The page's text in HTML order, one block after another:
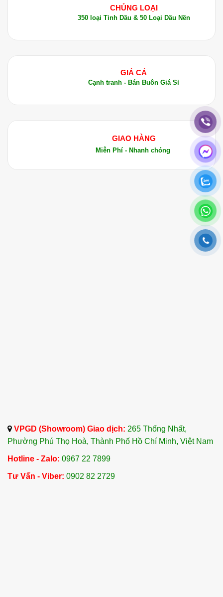
CHỦNG LOẠI
350 loại Tinh Dầu & 50 Loại Dầu Nền
GIÁ CẢ
Cạnh tranh - Bán Buôn Giá Sỉ
GIAO HÀNG
Miễn Phí - Nhanh chóng
VPGD (Showroom) Giao dịch: 265 Thống Nhất,
Phường Phú Thọ Hoà, Thành Phố Hồ Chí Minh, Việt Nam
Hotline - Zalo: 0967 22 7899
Tư Vấn - Viber: 0902 82 2729